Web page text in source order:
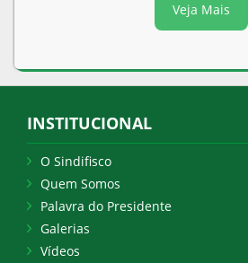
Veja Mais
INSTITUCIONAL
O Sindifisco
Quem Somos
Palavra do Presidente
Galerias
Vídeos